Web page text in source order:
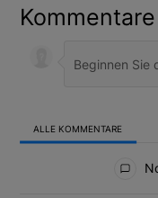
Kommentare
ALLE KOMMENTARE